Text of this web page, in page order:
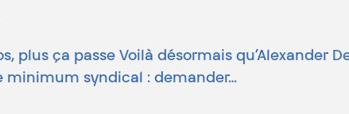
plus ça passe Voilà désormais
minimum syndical : demander…